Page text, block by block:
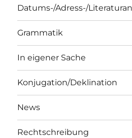
Datums-/Adress-/
Grammatik
In eigener Sache
Konjugation/Deklination
News
Rechtschreibung